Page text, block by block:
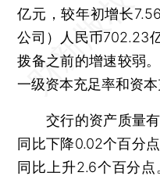
亿元，较年初增长
公司）人民币702.23
拨备之前的增速较弱
一级资本充足率和资本
交行的资产质量有
同比下降0.02个百分
同比上升2.6个百分点